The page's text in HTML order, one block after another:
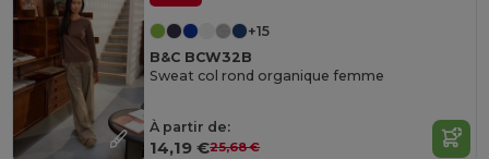
+15
B&C BCW32B
Sweat col rond organique femme
À partir de:
14,19 €25,68 €